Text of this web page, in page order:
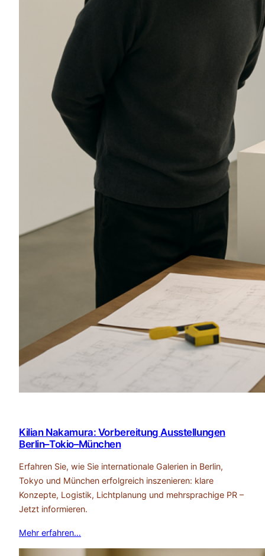
Kilian Nakamura: Vorbereitung Ausstellungen
Berlin–Tokio–München
Erfahren Sie, wie Sie internationale Galerien in Berlin,
Tokyo und München erfolgreich inszenieren: klare
Konzepte, Logistik, Lichtplanung und mehrsprachige PR –
Jetzt informieren.
Mehr erfahren…